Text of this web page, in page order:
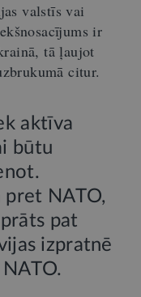
valstīs vai
ir
tā ļaujot
citur.
aktīva
būtu
pret NATO,
pat
izpratnē